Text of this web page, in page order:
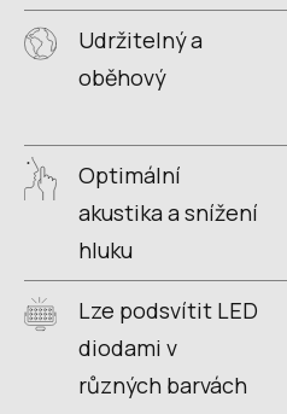
Udržitelný a
oběhový
Optimální
akustika a snížení
hluku
Lze podsvítit LED
diodami v
různých barvách